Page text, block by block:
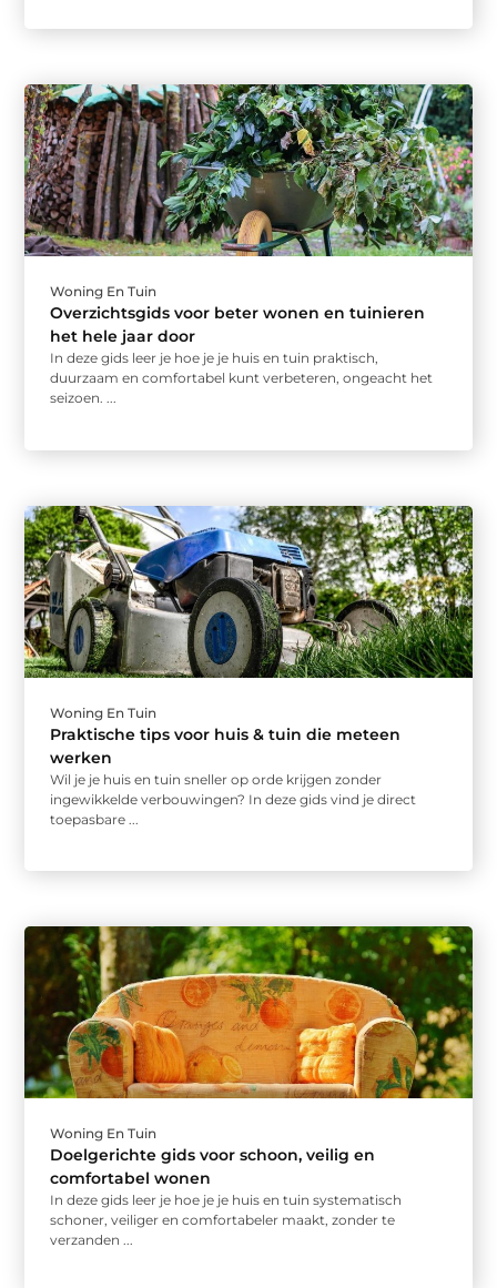
Woning En Tuin
Overzichtsgids voor beter wonen en tuinieren
het hele jaar door
In deze gids leer je hoe je je huis en tuin praktisch,
duurzaam en comfortabel kunt verbeteren, ongeacht het
seizoen. ...
Woning En Tuin
Praktische tips voor huis & tuin die meteen
werken
Wil je je huis en tuin sneller op orde krijgen zonder
ingewikkelde verbouwingen? In deze gids vind je direct
toepasbare ...
Woning En Tuin
Doelgerichte gids voor schoon, veilig en
comfortabel wonen
In deze gids leer je hoe je je huis en tuin systematisch
schoner, veiliger en comfortabeler maakt, zonder te
verzanden ...